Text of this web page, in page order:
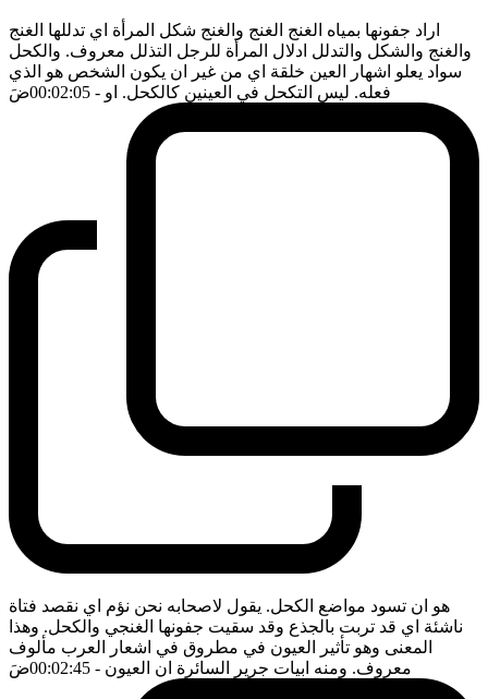
اراد جفونها بمياه الغنج الغنج والغنج شكل المرأة اي تدللها الغنج
والغنج والشكل والتدلل ادلال المرأة للرجل التذلل معروف. والكحل
سواد يعلو اشهار العين خلقة اي من غير ان يكون الشخص هو الذي
فعله. ليس التكحل في العينين كالكحل. او - 00:02:05 ضَ
هو ان تسود مواضع الكحل. يقول لاصحابه نحن نؤم اي نقصد فتاة
ناشئة اي قد تربت بالجذع وقد سقيت جفونها الغنجي والكحل. وهذا
المعنى وهو تأثير العيون في مطروق في اشعار العرب مألوف
معروف. ومنه ابيات جرير السائرة ان العيون - 00:02:45 ضَ